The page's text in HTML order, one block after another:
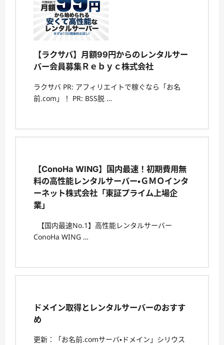
【ラクサバ】月額99円からのレンタルサー
バー会員募集Ｒｅｂｙｃ株式会社
ラクサバ PR: アフィリエイトで稼ぐなら「お名
前.com」！ PR: BSS脱 …
【ConoHa WING】国内最速！初期費用無
料の高性能レンタルサーバー・ＧＭＯインタ
ーネット株式会社「東証プライム上場企
業」
【国内最速No.1】高性能レンタルサーバー
ConoHa WING …
ドメイン取得とレンタルサーバーのおすす
め
更新：「お名前.comサーバ・ドメイン」シリウス